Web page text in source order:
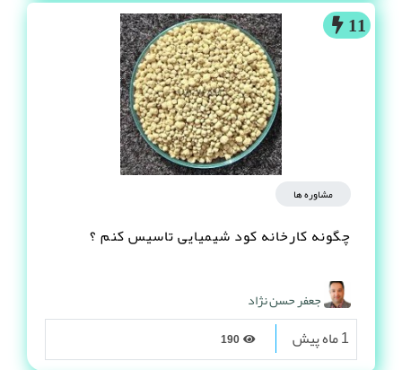
11
مشاوره ها
چگونه کارخانه کود شیمیایی تاسیس کنم ؟
جعفر حسن نژاد
1 ماه پیش